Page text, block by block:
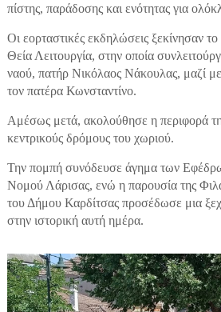
πίστης, παράδοσης και ενότητας για
Οι εορταστικές εκδηλώσεις ξεκίνησαν
Θεία Λειτουργία, στην οποία
ναού, πατήρ Νικόλαος Νάκουλας, μαζί
τον πατέρα Κωνσταντίνο.
Αμέσως μετά, ακολούθησε η περιφορά
κεντρικούς δρόμους του χωριού.
Την πομπή συνόδευσε άγημα των
Νομού Λάρισας, ενώ η παρουσία της
του Δήμου Καρδίτσας προσέδωσε μια
στην ιστορική αυτή ημέρα.